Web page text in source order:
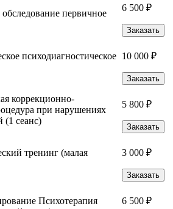
первичное
6 500 ₽
Заказать
психодиагностическое 10 000 ₽
Заказать
коррекционно-
при нарушениях
(1 сеанс)
5 800 ₽
Заказать
тренинг (малая
3 000 ₽
Заказать
Психотерапия
6 500 ₽